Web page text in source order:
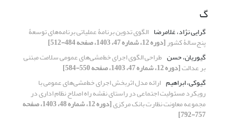
گ
گرایی نژاد، غلامرضا الگوی تدوین برنامۀ عملیاتی برنامه‌های توسعۀ
پنج‌سالۀ کشور[دوره 12، شماره 47، 1403، صفحه 484-512]
گیوریان، حسن طراحی الگوی اجرای خط‌مشی‌های عمومی سلامت مبتنی
بر عدالت[دوره 12، شماره 47، 1403، صفحه 550-584]
گیوکی، ابراهیم ارائه مدل اثربخش اجرای خط‌مشی‌های عمومی با
رویکرد مسئولیت اجتماعی در راستای نقشه راه اصلاح نظام اداری در
مجموعه معاونت نظارت بانک مرکزی [دوره 12، شماره 48، 1403، صفحه
757-792]